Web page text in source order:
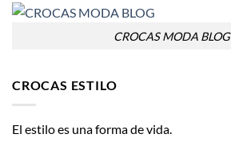
CROCAS MODA BLOG
CROCAS ESTILO
El estilo es una forma de vida.